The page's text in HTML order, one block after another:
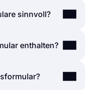
das eine
oder eines
von
sinnvoll?
zur
hilft es den
enthalten?
umfasst